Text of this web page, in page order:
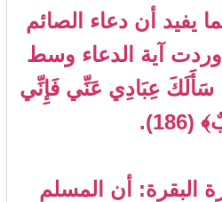
يفيد أن دعاء الصائم
آية الدعاء وسط
سَأَلَكَ عِبَادِي عَنِّي فَإِنِّي
البقرة: أن المسلم